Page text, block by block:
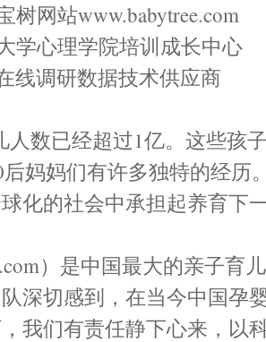
网站www.babytree.com
学心理学院培训成长中心
线调研数据技术供应商
人数已经超过1亿。这些孩
妈妈们有许多独特的经历
化的社会中承担起养育下一
）是中国最大的亲子育
深切感到，在当今中国孕
我们有责任静下心来，以